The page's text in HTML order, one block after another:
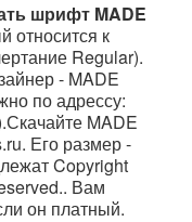
шрифт MADE
относится к
Regular).
- MADE
по адрессу:
MADE
Его размер -
Copyright
Вам
он платный.